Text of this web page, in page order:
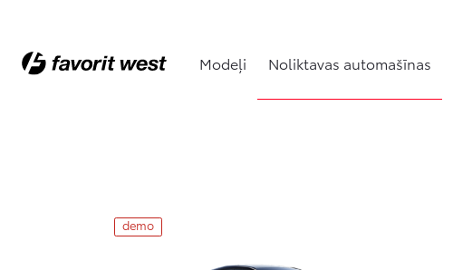
Modeļi Noliktavas automašīnas
demo